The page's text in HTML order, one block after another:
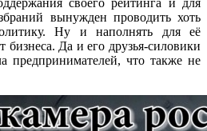
своего рейтинга и для
вынужден проводить хоть
Ну и наполнять для её
бизнеса. Да и его друзья-силовики
предпринимателей, что также не